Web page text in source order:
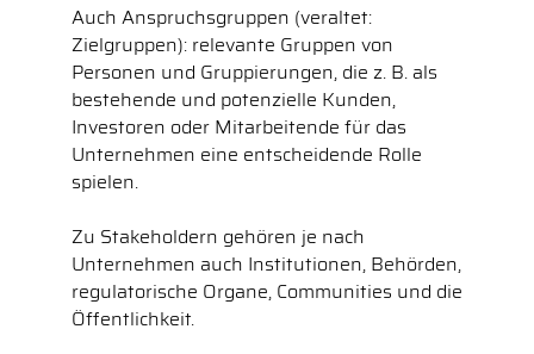
Auch Anspruchsgruppen (veraltet:
Zielgruppen): relevante Gruppen von
Personen und Gruppierungen, die z. B. als
bestehende und potenzielle Kunden,
Investoren oder Mitarbeitende für das
Unternehmen eine entscheidende Rolle
spielen.
Zu Stakeholdern gehören je nach
Unternehmen auch Institutionen, Behörden,
regulatorische Organe, Communities und die
Öffentlichkeit.